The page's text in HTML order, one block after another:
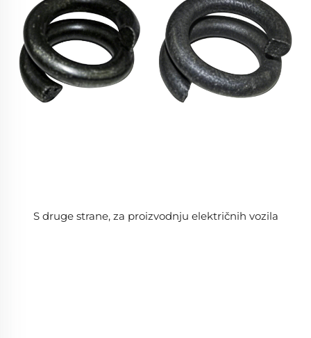
S druge strane, za proizvodnju električnih vozila